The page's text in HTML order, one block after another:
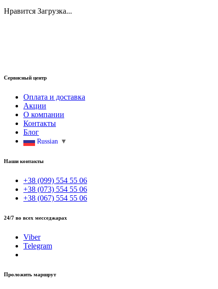
Нравится Загрузка...
Сервисный центр
Оплата и доставка
Акции
О компании
Контакты
Блог
Russian ▼
Наши контакты
+38 (099) 554 55 06
+38 (073) 554 55 06
+38 (067) 554 55 06
24/7 во всех месседжарах
Viber
Telegram
Проложить маршрут